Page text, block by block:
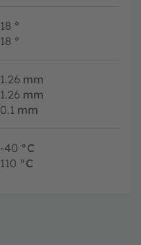
18 °
18 °
1.26 mm
1.26 mm
0.1 mm
-40 °C
110 °C